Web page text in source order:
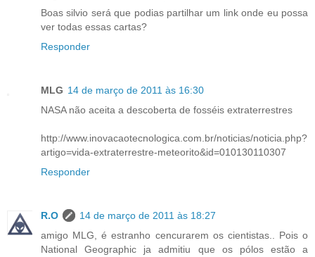
Boas silvio será que podias partilhar um link onde eu possa
ver todas essas cartas?
Responder
MLG 14 de março de 2011 às 16:30
NASA não aceita a descoberta de fosséis extraterrestres
http://www.inovacaotecnologica.com.br/noticias/noticia.php?
artigo=vida-extraterrestre-meteorito&id=010130110307
Responder
R.O
14 de março de 2011 às 18:27
amigo MLG, é estranho cencurarem os cientistas.. Pois o
National Geographic ja admitiu que os pólos estão a